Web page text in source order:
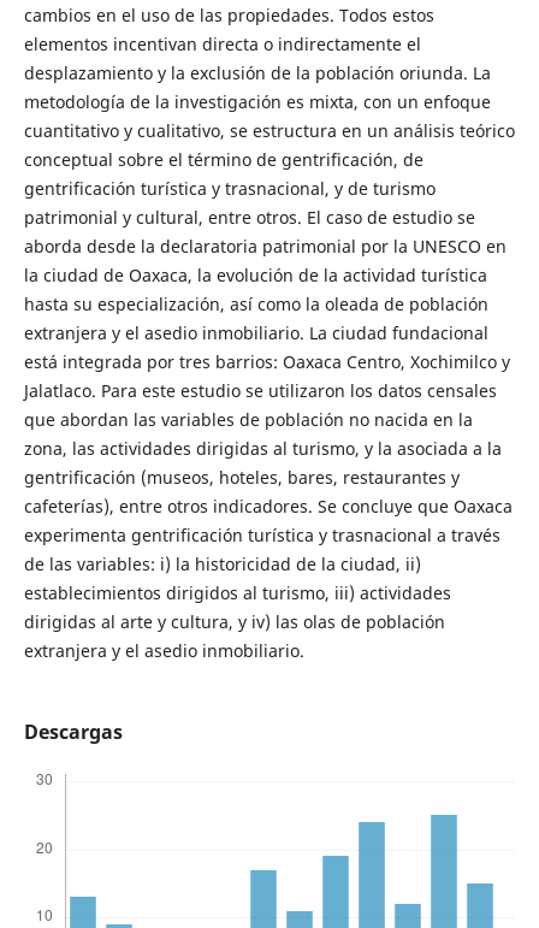
cambios en el uso de las propiedades. Todos estos
elementos incentivan directa o indirectamente el
desplazamiento y la exclusión de la población oriunda. La
metodología de la investigación es mixta, con un enfoque
cuantitativo y cualitativo, se estructura en un análisis teórico
conceptual sobre el término de gentrificación, de
gentrificación turística y trasnacional, y de turismo
patrimonial y cultural, entre otros. El caso de estudio se
aborda desde la declaratoria patrimonial por la UNESCO en
la ciudad de Oaxaca, la evolución de la actividad turística
hasta su especialización, así como la oleada de población
extranjera y el asedio inmobiliario. La ciudad fundacional
está integrada por tres barrios: Oaxaca Centro, Xochimilco y
Jalatlaco. Para este estudio se utilizaron los datos censales
que abordan las variables de población no nacida en la
zona, las actividades dirigidas al turismo, y la asociada a la
gentrificación (museos, hoteles, bares, restaurantes y
cafeterías), entre otros indicadores. Se concluye que Oaxaca
experimenta gentrificación turística y trasnacional a través
de las variables: i) la historicidad de la ciudad, ii)
establecimientos dirigidos al turismo, iii) actividades
dirigidas al arte y cultura, y iv) las olas de población
extranjera y el asedio inmobiliario.
Descargas